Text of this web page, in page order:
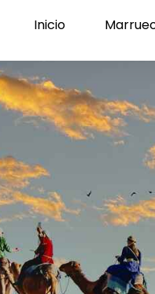
Inicio